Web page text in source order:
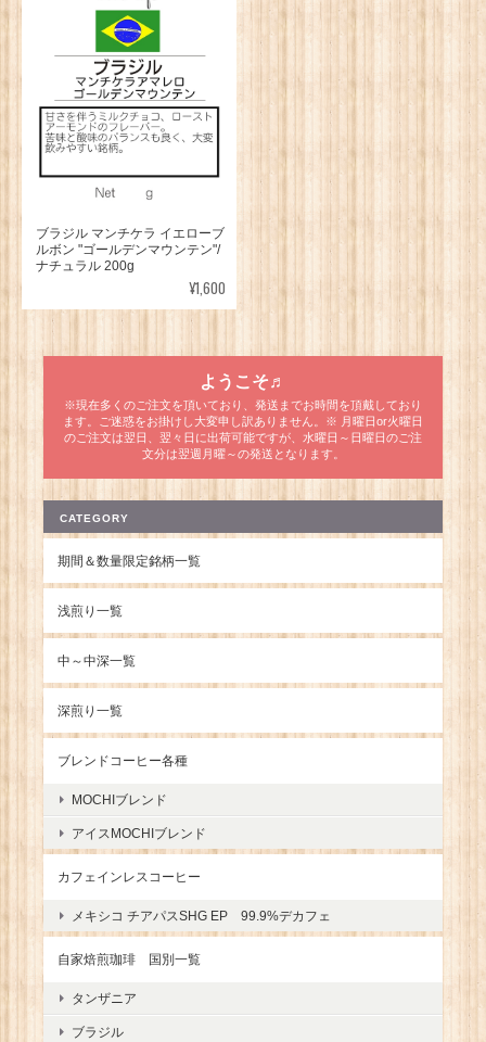
ブラジル マンチケラ イエローブ
ルボン "ゴールデンマウンテン"/
ナチュラル 200g
¥1,600
ようこそ♬
※現在多くのご注文を頂いており、発送までお時間を頂戴しており
ます。ご迷惑をお掛けし大変申し訳ありません。※ 月曜日or火曜日
のご注文は翌日、翌々日に出荷可能ですが、水曜日～日曜日のご注
文分は翌週月曜～の発送となります。
CATEGORY
期間＆数量限定銘柄一覧
浅煎り一覧
中～中深一覧
深煎り一覧
ブレンドコーヒー各種
MOCHIブレンド
アイスMOCHIブレンド
カフェインレスコーヒー
メキシコ チアパスSHG EP 99.9%デカフェ
自家焙煎珈琲 国別一覧
タンザニア
ブラジル